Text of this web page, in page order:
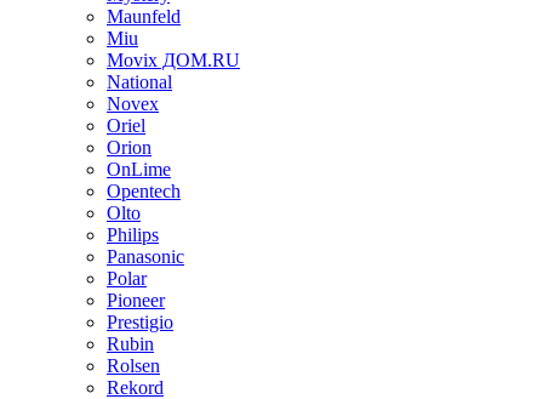
Maunfeld
Miu
Movix ДОМ.RU
National
Novex
Oriel
Orion
OnLime
Opentech
Olto
Philips
Panasonic
Polar
Pioneer
Prestigio
Rubin
Rolsen
Rekord